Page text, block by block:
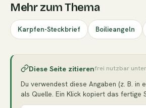
Mehr zum Thema
Karpfen-Steckbrief Boilieangeln
Diese Seite zitierenfrei nutzbar unter
Du verwendest diese Angaben (z. B. in
als Quelle. Ein Klick kopiert das fertige